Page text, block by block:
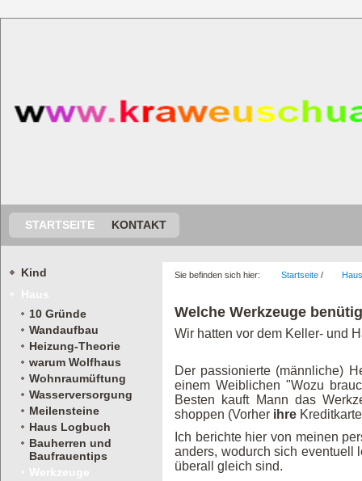
STARTSEITE KONTAKT
Kind
10 Gründe
Wandaufbau
Heizung-Theorie
warum Wolfhaus
Wohnraumüftung
Wasserversorgung
Meilensteine
Haus Logbuch
Bauherren und
Baufrauentips
Sie befinden sich hier: Startseite / Haus
Welche Werkzeuge
Wir hatten vor dem Keller- und
Der passionierte (männliche)
einem Weiblichen "Wozu
Besten kauft Mann das
shoppen (Vorher ihre
Ich berichte hier von meinen
anders, wodurch sich eventuell
überall gleich sind.